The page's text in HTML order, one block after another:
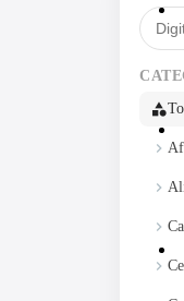
category
keyboard_arrow_right
keyboard_arrow_right
keyboard_arrow_right
keyboard_arrow_right